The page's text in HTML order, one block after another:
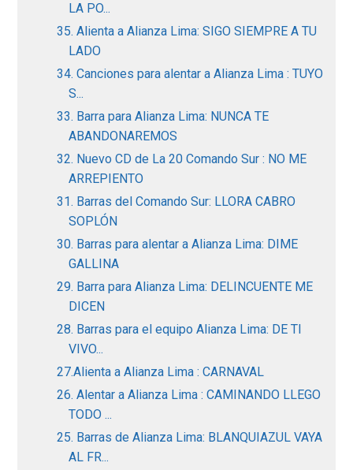
LA PO...
35. Alienta a Alianza Lima: SIGO SIEMPRE A TU
LADO
34. Canciones para alentar a Alianza Lima : TUYO
S...
33. Barra para Alianza Lima: NUNCA TE
ABANDONAREMOS
32. Nuevo CD de La 20 Comando Sur : NO ME
ARREPIENTO
31. Barras del Comando Sur: LLORA CABRO
SOPLÓN
30. Barras para alentar a Alianza Lima: DIME
GALLINA
29. Barra para Alianza Lima: DELINCUENTE ME
DICEN
28. Barras para el equipo Alianza Lima: DE TI
VIVO...
27.Alienta a Alianza Lima : CARNAVAL
26. Alentar a Alianza Lima : CAMINANDO LLEGO
TODO ...
25. Barras de Alianza Lima: BLANQUIAZUL VAYA
AL FR...